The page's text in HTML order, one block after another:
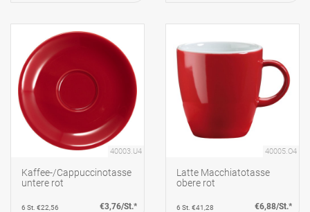
40003.U4
Kaffee-/Cappuccinotasse
untere rot
6 St. €22,56 €3,76/St.*
40005.O4
Latte Macchiatotasse
obere rot
6 St. €41,28 €6,88/St.*